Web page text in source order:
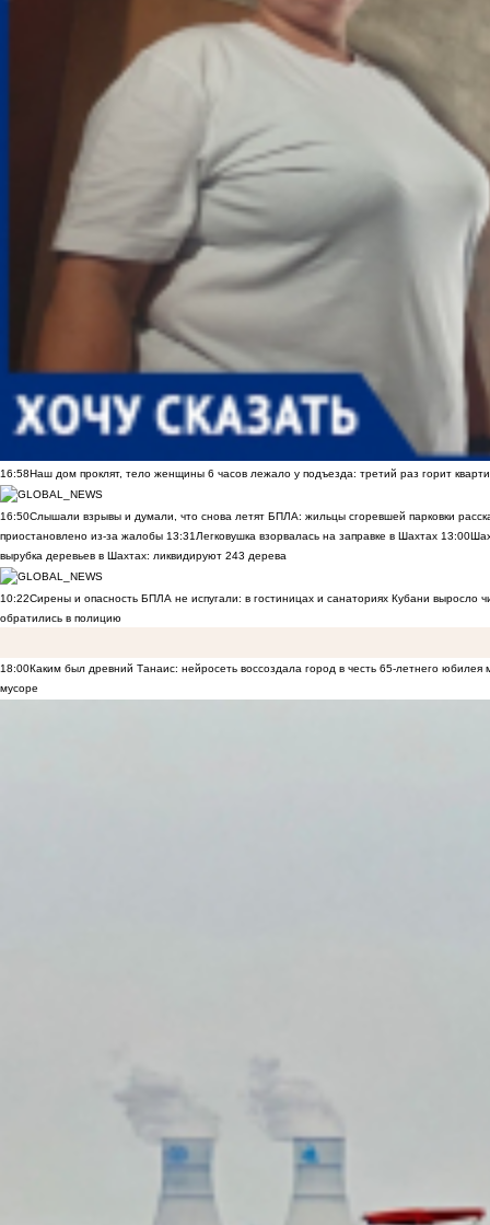
16:58Наш дом проклят, тело женщины 6 часов лежало у подъезда: третий раз горит
16:50Слышали взрывы и думали, что снова летят БПЛА: жильцы сгоревшей парковки
приостановлено из-за жалобы 13:31 Легковушка взорвалась на заправке в Шахтах 13:00
вырубка деревьев в Шахтах: ликвидируют 243 дерева
10:22Сирены и опасность БПЛА не испугали: в гостиницах и санаториях Кубани выросло
обратились в полицию
18:00Каким был древний Танаис: нейросеть воссоздала город в честь 65-летнего юбилея
мусоре